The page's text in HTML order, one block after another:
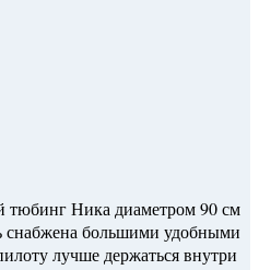
тюбинг Ника диаметром 90 см
большими удобными
лучше держаться внутри